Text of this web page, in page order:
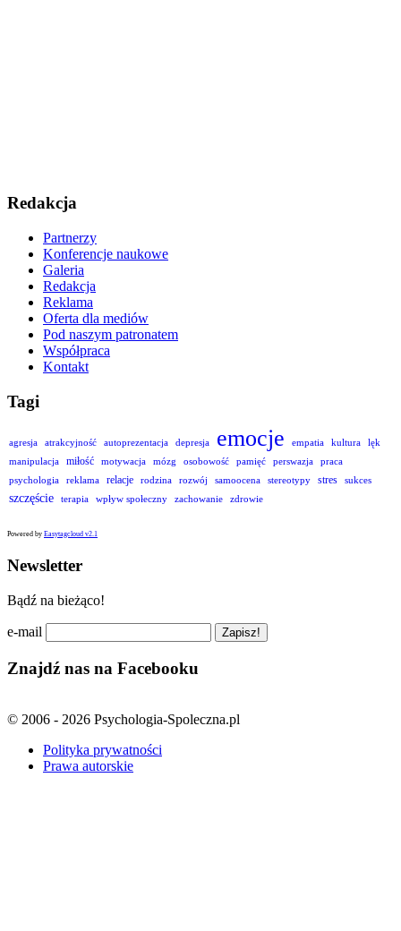
Redakcja
Partnerzy
Konferencje naukowe
Galeria
Redakcja
Reklama
Oferta dla mediów
Pod naszym patronatem
Współpraca
Kontakt
Tagi
agresja atrakcyjność autoprezentacja depresja emocje empatia kultura
lęk
manipulacja
miłość motywacja mózg osobowość pamięć perswazja
praca
psychologia
reklama relacje rodzina rozwój samoocena stereotypy stres sukces
szczęście terapia wpływ społeczny zachowanie zdrowie
Powered by Easytagcloud v2.1
Newsletter
Bądź na bieżąco!
e-mail
Znajdź nas na Facebooku
© 2006 - 2026 Psychologia-Spoleczna.pl
Polityka prywatności
Prawa autorskie